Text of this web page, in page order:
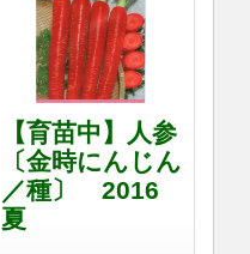
【育苗中】人参
〔金時にんじん
／種〕 2016
夏